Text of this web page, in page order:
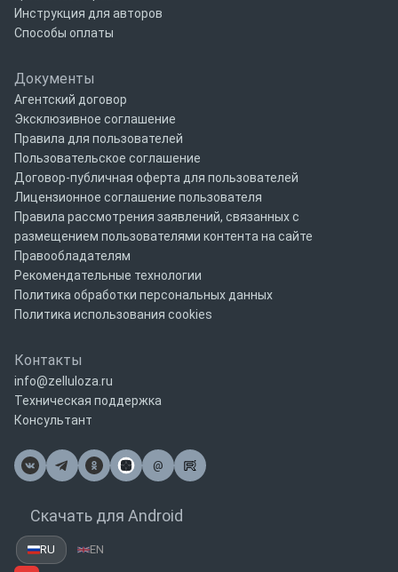
Инструкция для авторов
Способы оплаты
Документы
Агентский договор
Эксклюзивное соглашение
Правила для пользователей
Пользовательское соглашение
Договор-публичная оферта для пользователей
Лицензионное соглашение пользователя
Правила рассмотрения заявлений, связанных с
размещением пользователями контента на сайте
Правообладателям
Рекомендательные технологии
Политика обработки персональных данных
Политика использования cookies
Контакты
info@zelluloza.ru
Техническая поддержка
Консультант
@
Почта
Скачать для Android
RU EN